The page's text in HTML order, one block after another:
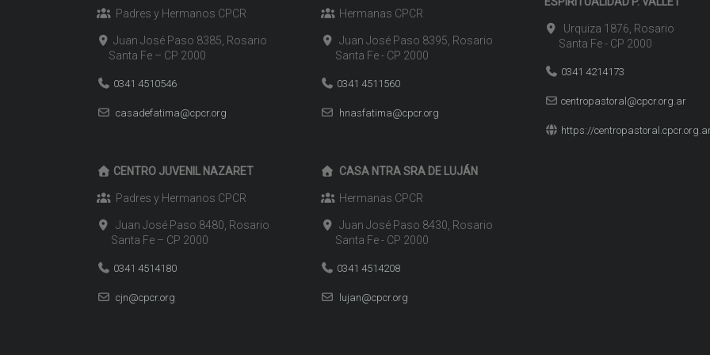
Padres y Hermanos CPCR
Juan José Paso 8385, Rosario
Santa Fe – CP 2000
0341 4510546
casadefatima@cpcr.org
CENTRO JUVENIL NAZARET
Padres y Hermanos CPCR
Juan José Paso 8480, Rosario
Santa Fe – CP 2000
0341 4514180
cjn@cpcr.org
Hermanas CPCR
Juan José Paso 8395, Rosario
Santa Fe - CP 2000
0341 4511560
hnasfatima@cpcr.org
CASA NTRA SRA DE LUJÁN
Hermanas CPCR
Juan José Paso 8430, Rosario
Santa Fe - CP 2000
0341 4514208
lujan@cpcr.org
Urquiza 1876, Rosario
Santa Fe - CP 2000
0341 4214173
centropastoral@cpcr.org.ar
https://